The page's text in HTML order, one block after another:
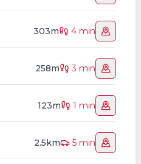
303m 4 min
258m 3 min
123m 1 min
2.5km 5 min